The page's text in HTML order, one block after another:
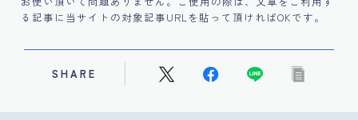
る記事に当サイトの対象記事URLを貼って頂ければOKです。
SHARE